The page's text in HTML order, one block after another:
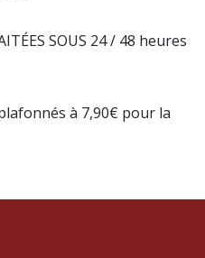
SOUS 24 / 48 heures
à 7,90€ pour la